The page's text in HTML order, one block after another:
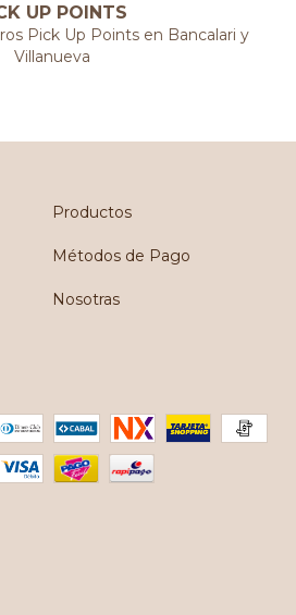
UP POINTS
Pick Up Points en Bancalari y
Villanueva
Productos
Métodos de Pago
Nosotras